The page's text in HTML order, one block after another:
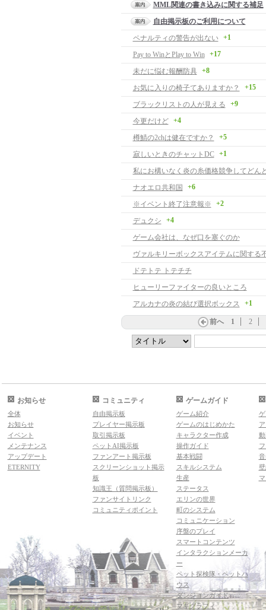
MML関連の書き込みに関する補足
自由掲示板のご利用について
ペナルティの警告が出ない
+1
Pay to WinとPlay to Win +17
未だに悩む報酬防具 +8
お気に入りの椅子てありますか？ +15
ブラックリストの人が見える +9
今更だけど +4
樽鯖の2chは健在ですか？ +5
寂しいときのチャットDC +1
ナオエロ共和国 +6
※イベント終了注意報※ +2
デュクシ +4
ゲーム会社は、なぜ口を塞ぐのか
ヴァルキリーボックスアイテムに関する
ドテトテ トテチチ
ヒューリーファイターの良いところ
アルカナの炎の結び選択ボックス
+1
前へ 1 2
お知らせ
全体
お知らせ
イベント
メンテナンス
アップデート
ETERNITY
コミュニティ
自由掲示板
プレイヤー掲示板
取引掲示板
ペットAI掲示板
ファンアート掲示板
スクリーンショット掲示
板
知識王（質問掲示板）
ファンサイトリンク
コミュニティポイント
ゲームガイド
ゲーム紹介
ゲームのはじめかた
キャラクター作成
操作ガイド
基本戦闘
スキルシステム
生産
ステータス
エリンの世界
町のシステム
コミュニケーション
序盤のプレイ
スマートコンテンツ
インタラクションメーカ
ー
ペット探検隊・ペットハ
ウス
ダンジョンガイド
マギグラフィ